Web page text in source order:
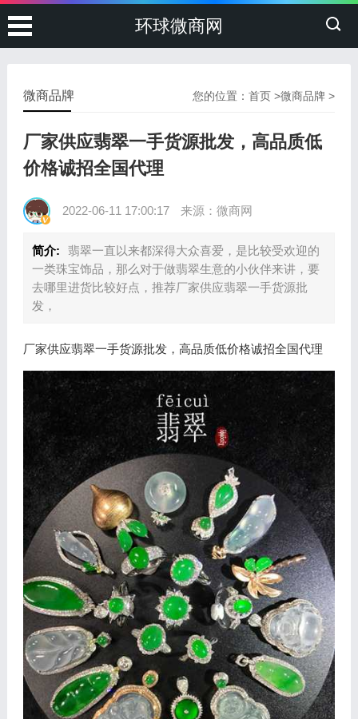
环球微商网
您的位置：首页 >微商品牌 >
微商品牌
厂家供应翡翠一手货源批发，高品质低
价格诚招全国代理
2022-06-11 17:00:17 来源：微商网
简介:
翡翠一直以来都深得大众喜爱，是比较受欢迎的
一类珠宝饰品，那么对于做翡翠生意的小伙伴来讲，要
去哪里进货比较好点，推荐厂家供应翡翠一手货源批
发，
厂家供应翡翠一手货源批发，高品质低价格诚招全国代理